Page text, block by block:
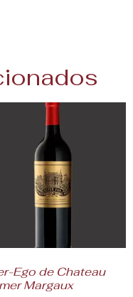
Ego de Chateau
Margaux